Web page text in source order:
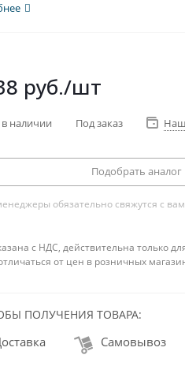
руб./шт
наличии Под заказ
Подобрать аналог
обязательно свяжутся с
с НДС, действительна только
от цен в розничных
ПОЛУЧЕНИЯ ТОВАРА:
Самовывоз